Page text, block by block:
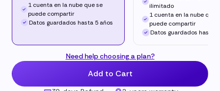
1 cuenta en la nube que se
puede compartir
Datos guardados hasta 5 años
ilimitado
1 cuenta en la nube que
puede compartir
Datos guardados hasta
Need help choosing a plan?
Add to Cart